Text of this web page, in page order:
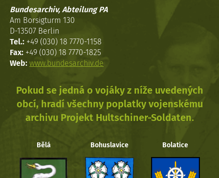
Bundesarchiv, Abteilung PA
Am Borsigturm 130
D-13507 Berlin
Tel.: +49 (030) 18 7770-1158
Fax: +49 (030) 18 7770-1825
Web: www.bundesarchiv.de
Pokud se jedná o vojáky z níže uvedených
obcí, hradí všechny poplatky vojenskému
archivu Projekt Hultschiner-Soldaten.
Bělá Bohuslavice Bolatice